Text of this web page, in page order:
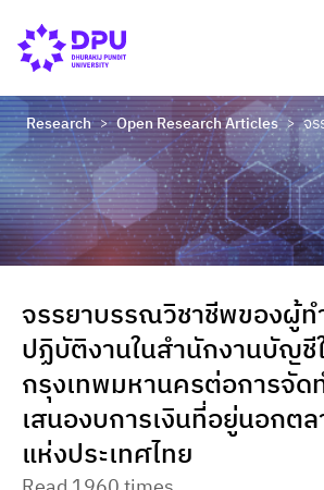
Research > Open Research Articles >
จรรยาบรรณวิชาชีพของผู้
ปฏิบัติงานในสำนักงานบัญชี
กรุงเทพมหานครต่อการจัด
เสนองบการเงินที่อยู่นอกต
แห่งประเทศไทย